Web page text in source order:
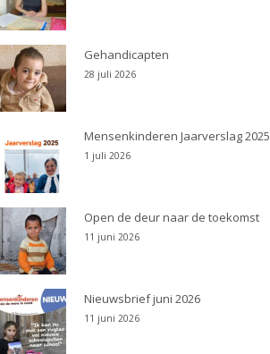
Gehandicapten
28 juli 2026
Mensenkinderen Jaarverslag 2025
1 juli 2026
Open de deur naar de toekomst
11 juni 2026
Nieuwsbrief juni 2026
11 juni 2026